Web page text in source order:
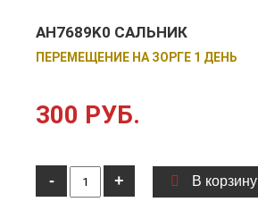
AH7689K0 САЛЬНИК
ПЕРЕМЕЩЕНИЕ НА ЗОРГЕ 1 ДЕНЬ
300 РУБ.
- + В корзину